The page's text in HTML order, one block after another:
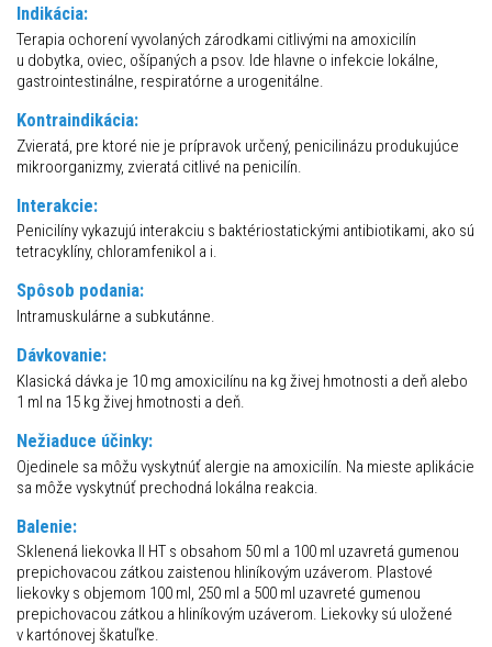
Indikácia:
Terapia ochorení vyvolaných zárodkami citlivými na amoxicilín
u dobytka, oviec, ošípaných a psov. Ide hlavne o infekcie lokálne,
gastrointestinálne, respiratórne a urogenitálne.
Kontraindikácia:
Zvieratá, pre ktoré nie je prípravok určený, penicilinázu produkujúce
mikroorganizmy, zvieratá citlivé na penicilín.
Interakcie:
Penicilíny vykazujú interakciu s baktériostatickými antibiotikami, ako sú
tetracyklíny, chloramfenikol a i.
Spôsob podania:
Intramuskulárne a subkutánne.
Dávkovanie:
Klasická dávka je 10 mg amoxicilínu na kg živej hmotnosti a deň alebo
1 ml na 15 kg živej hmotnosti a deň.
Nežiaduce účinky:
Ojedinele sa môžu vyskytnúť alergie na amoxicilín. Na mieste aplikácie
sa môže vyskytnúť prechodná lokálna reakcia.
Balenie:
Sklenená liekovka II HT s obsahom 50 ml a 100 ml uzavretá gumenou
prepichovacou zátkou zaistenou hliníkovým uzáverom. Plastové
liekovky s objemom 100 ml, 250 ml a 500 ml uzavreté gumenou
prepichovacou zátkou a hliníkovým uzáverom. Liekovky sú uložené
v kartónovej škatuľke.